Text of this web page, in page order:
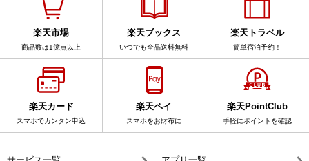
楽天市場
商品数は1億点以上
楽天ブックス
いつでも全品送料無料
楽天トラベル
簡単宿泊予約！
楽天カード
スマホでカンタン申込
楽天ペイ
スマホをお財布に
楽天PointClub
手軽にポイントを確認